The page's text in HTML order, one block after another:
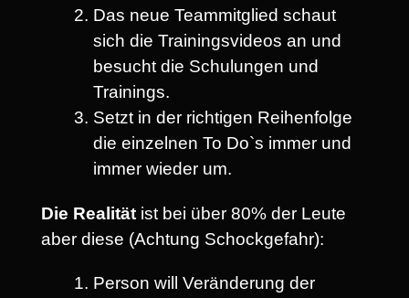
Das neue Teammitglied schaut
sich die Trainingsvideos an und
besucht die Schulungen und
Trainings.
Setzt in der richtigen Reihenfolge
die einzelnen To Do`s immer und
immer wieder um.
Die Realität ist bei über 80% der Leute
aber diese (Achtung Schockgefahr):
Person will Veränderung der